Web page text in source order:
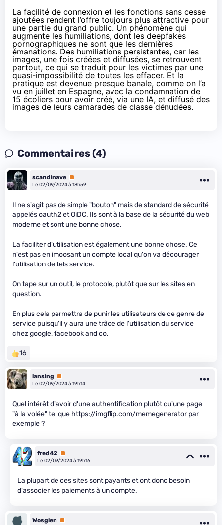
La facilité de connexion et les fonctions sans cesse
ajoutées rendent l’offre toujours plus attractive pour
une partie du grand public. Un phénomène qui
augmente les humiliations, dont les deepfakes
pornographiques ne sont que les dernières
émanations. Des humiliations persistantes, car les
images, une fois créées et diffusées, se retrouvent
partout, ce qui se traduit pour les victimes par une
quasi-impossibilité de toutes les effacer. Et la
pratique est devenue presque banale, comme on l’a
vu en juillet en Espagne, avec la condamnation de
15 écoliers pour avoir créé, via une IA, et diffusé des
images de leurs camarades de classe dénudées.
Commentaires (4)
scandinave Premium
Le 02/09/2024 à 18h59
Il ne s'agit pas de simple "bouton" mais de standard de sécurité
appelés oauth2 et OiDC. Ils sont à la base de la sécurité du web
moderne et sont une bonne chose.
La faciliter d'utilisation est également une bonne chose. Ce
n'est pas en imoosant un compte local qu'on va décourager
l'utilisation de tels service.
On tape sur un outil, le protocole, plutôt que sur les sites en
question.
En plus cela permettra de punir les utilisateurs de ce genre de
service puisqu'il y aura une trâce de l'utilisation du service
chez google, facebook and co.
16
lansing
Premium
Le 02/09/2024 à 19h14
Quel intérêt d'avoir d'une authentification plutôt qu'une page
"à la volée" tel que https://imgflip.com/memegeneratorpar
exemple ?
fred42 Premium
Le 02/09/2024 à 19h16
La plupart de ces sites sont payants et ont donc besoin
d'associer les paiements à un compte.
Wosgien
Premium